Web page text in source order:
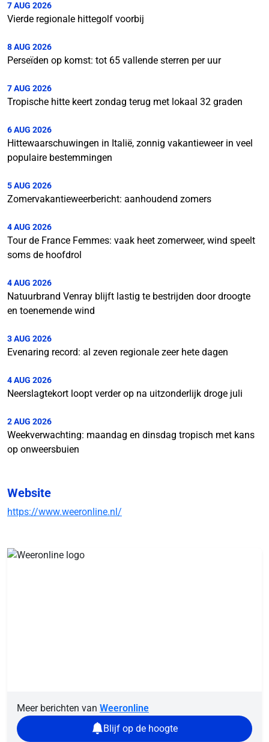
7 AUG 2026
Vierde regionale hittegolf voorbij
8 AUG 2026
Perseïden op komst: tot 65 vallende sterren per uur
7 AUG 2026
Tropische hitte keert zondag terug met lokaal 32 graden
6 AUG 2026
Hittewaarschuwingen in Italië, zonnig vakantieweer in veel
populaire bestemmingen
5 AUG 2026
Zomervakantieweerbericht: aanhoudend zomers
4 AUG 2026
Tour de France Femmes: vaak heet zomerweer, wind speelt
soms de hoofdrol
4 AUG 2026
Natuurbrand Venray blijft lastig te bestrijden door droogte
en toenemende wind
3 AUG 2026
Evenaring record: al zeven regionale zeer hete dagen
4 AUG 2026
Neerslagtekort loopt verder op na uitzonderlijk droge juli
2 AUG 2026
Weekverwachting: maandag en dinsdag tropisch met kans
op onweersbuien
Website
https://www.weeronline.nl/
Meer berichten van Weeronline
Blijf op de hoogte